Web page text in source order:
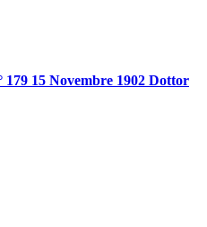
15 Novembre 1902 Dottor